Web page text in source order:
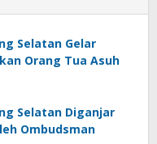
Selatan Gelar
Orang Tua Asuh
Selatan Diganjar
Ombudsman